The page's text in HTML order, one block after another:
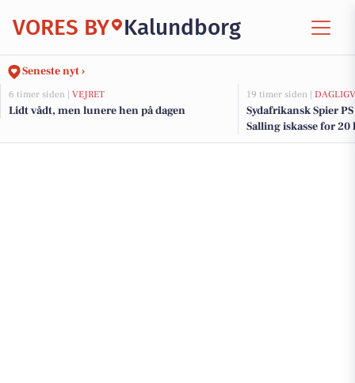
VORES BY Kalundborg
Seneste nyt ›
6 timer siden | VEJRET
Lidt vådt, men lunere hen på dagen
19 timer siden |
Sydafrikansk Spier
Salling iskasse for
dagligvarebutikker